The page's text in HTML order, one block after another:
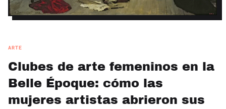
ARTE
Clubes de arte femeninos en la
Belle Époque: cómo las
mujeres artistas abrieron sus